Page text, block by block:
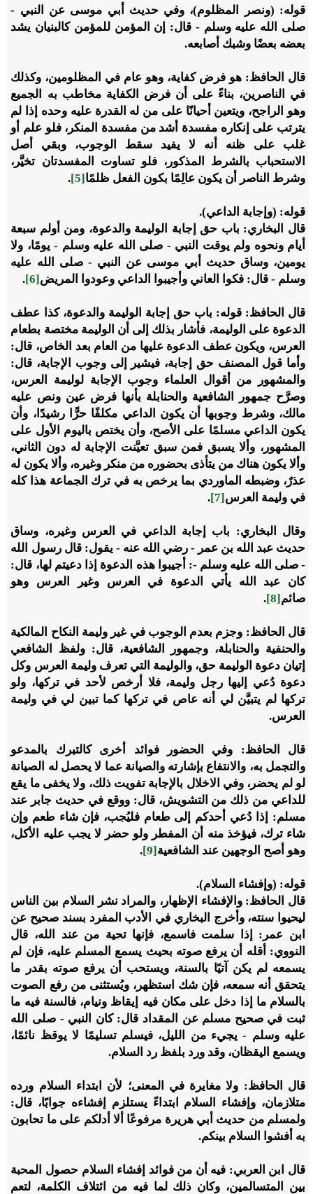
قوله: (ونصر المظلوم)، وفي حديث أبي موسى عن النبي -
صلى الله عليه وسلم - قال: إن المؤمن للمؤمن كالبنيان يشد
بعضه بعضًا وشبك أصابعه.
قال الحافظ: هو فرض كفاية، وهو عام في المظلومين، وكذلك
في الناصرين، بناءً على أن فرض الكفاية مخاطب به الجميع
وهو الراجح، ويتعين أحيانًا على من له القدرة عليه وحده إذا لم
يترتب على إنكاره مفسدة أشد من مفسدة المنكر، فلو علم أو
غلب على ظنه أنه لا يفيد سقط الوجوب، وبقي أصل
الاستحباب بالشرط المذكور، فلو تساوت المفسدتان تخيَّر،
وشرط الناصر أن يكون عالِمًا بكون الفعل ظلمًا[5]
.
قوله: (وإجابة الداعي).
قال البخاري: باب حق إجابة الوليمة والدعوة، ومن أولم سبعة
أيام ونحوه ولم يوقت النبي - صلى الله عليه وسلم - يومًا، ولا
يومين، وساق حديث أبي موسى عن النبي - صلى الله عليه
وسلم - قال: فكوا العاني وأجيبوا الداعي وعودوا المريض[6]
.
قال الحافظ: قوله: باب حق إجابة الوليمة والدعوة، كذا عطف
الدعوة على الوليمة، فأشار بذلك إلى أن الوليمة مختصة بطعام
العرس، ويكون عطف الدعوة عليها من العام بعد الخاص، قال:
وأما قول المصنف حق إجابة، فيشير إلى وجوب الإجابة، قال:
والمشهور من أقوال العلماء وجوب الإجابة لوليمة العرس،
وصرَّح جمهور الشافعية والحنابلة بأنها فرض عين ونص عليه
مالك، وشرط وجوبها أن يكون الداعي مكلفًا حرًّا رشيدًا، وأن
يكون الداعي مسلمًا على الأصح، وأن يختص باليوم الأول على
المشهور، وألا يسبق فمن سبق تعيَّنت الإجابة له دون الثاني،
وألا يكون هناك من يتأذى بحضوره من منكر وغيره، وألا يكون له
عذرٌ، وضبطه الماوردي بما يرخص به في ترك الجماعة هذا كله
في وليمة العرس[7]
.
وقال البخاري: باب إجابة الداعي في العرس وغيره، وساق
حديث عبد الله بن عمر - رضي الله عنه - يقول: قال رسول الله
- صلى الله عليه وسلم -: أجيبوا هذه الدعوة إذا دعيتم لها، قال:
كان عبد الله يأتي الدعوة في العرس وغير العرس وهو
صائم[8]
.
قال الحافظ: وجزم بعدم الوجوب في غير وليمة النكاح المالكية
والحنفية والحنابلة، وجمهور الشافعية، قال: ولفظ الشافعي
إتيان دعوة الوليمة حق، والوليمة التي تعرف وليمة العرس وكل
دعوة دُعي إليها رجل وليمة، فلا أرخص لأحد في تركها، ولو
تركها لم يتبيَّن لي أنه عاص في تركها كما تبين لي في وليمة
العرس.
قال الحافظ: وفي الحضور فوائد أخرى كالتبرك بالمدعو
والتجمل به، والانتفاع بإشارته والصيانة عما لا يحصل له الصيانة
لو لم يحضر، وفي الاخلال بالإجابة تفويت ذلك، ولا يخفى ما يقع
للداعي من ذلك من التشويش، قال: ووقع في حديث جابر عند
مسلم: إذا دُعي أحدكم إلى طعام فليُجب، فإن شاء طعم وإن
شاء ترك، فيؤخذ منه أن المفطر ولو حضر لا يجب عليه الأكل،
وهو أصح الوجهين عند الشافعية[9]
.
قوله: (وإفشاء السلام).
قال الحافظ: والإفشاء الإظهار، والمراد نشر السلام بين الناس
ليحيوا سنته، وأخرج البخاري في الأدب المفرد بسند صحيح عن
ابن عمر: إذا سلمت فاسمع، فإنها تحية من عند الله، قال
النووي: أقله أن يرفع صوته بحيث يسمع المسلم عليه، فإن لم
يسمعه لم يكن آتيًا بالسنة، ويستحب أن يرفع صوته بقدر ما
يتحقق أنه سمعه، فإن شك استظهر، ويُستثنى من رفع الصوت
بالسلام ما إذا دخل على مكان فيه إيقاظ ونيام، فالسنة فيه ما
ثبت في صحيح مسلم عن المقداد قال: كان النبي - صلى الله
عليه وسلم - يجيء من الليل، فيسلم تسليمًا لا يوقظ نائمًا،
ويسمع اليقظان، وقد ورد بلفظ رد السلام.
قال الحافظ: ولا مغايرة في المعنى؛ لأن ابتداء السلام ورده
متلازمان، وإفشاء السلام ابتداءً يستلزم إفشاءه جوابًا، قال:
ولمسلم من حديث أبي هريرة مرفوعًا ألا أدلكم على ما تحابون
به أفشوا السلام بينكم.
قال ابن العربي: فيه أن من فوائد إفشاء السلام حصول المحبة
بين المتسالمين، وكان ذلك لما فيه من ائتلاف الكلمة، لتعم